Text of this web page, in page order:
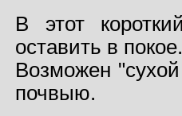
В этот
оставить в покое.
Возможен
почвыю.